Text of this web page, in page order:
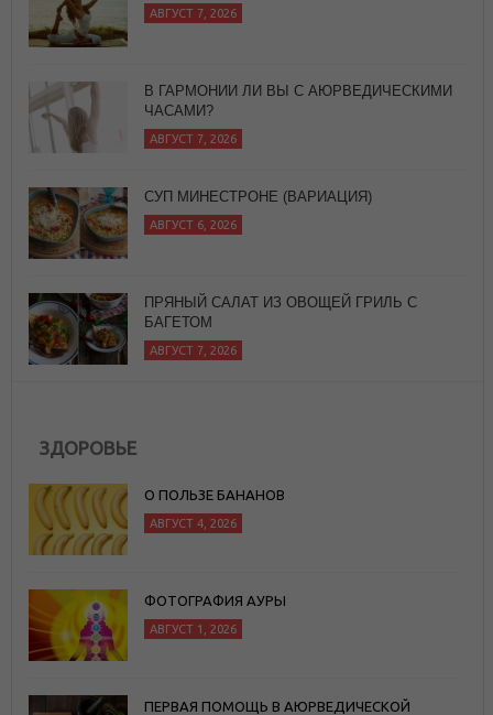
В ГАРМОНИИ ЛИ ВЫ С АЮРВЕДИЧЕСКИМИ
СУП МИНЕСТРОНЕ (ВАРИАЦИЯ)
ПРЯНЫЙ САЛАТ ИЗ ОВОЩЕЙ ГРИЛЬ С
ЗДОРОВЬЕ
О ПОЛЬЗЕ БАНАНОВ
АВГУСТ 4, 2026
ФОТОГРАФИЯ АУРЫ
АВГУСТ 1, 2026
ПЕРВАЯ ПОМОЩЬ В АЮРВЕДИЧЕСКОЙ